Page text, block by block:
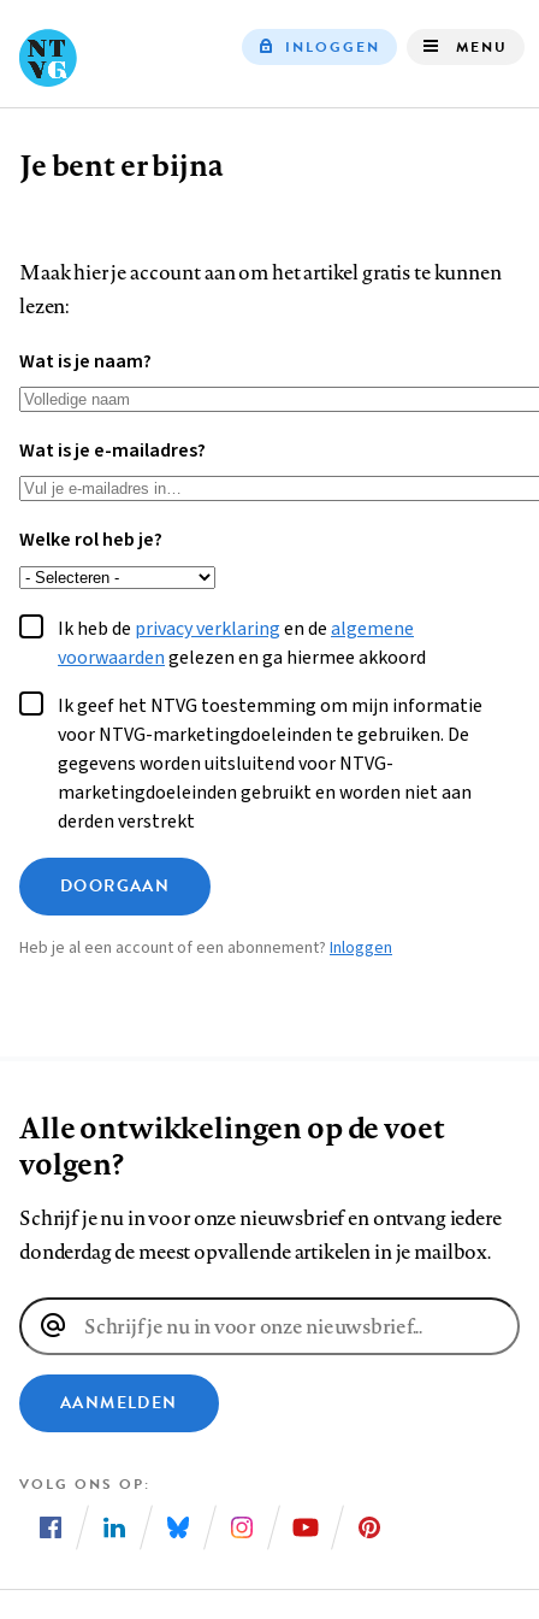
INLOGGEN MENU
Kruimelpad
Je bent er bijna
Maak hier je account aan om het artikel gratis te kunnen
lezen:
Wat is je naam?
Wat is je e-mailadres?
Welke rol heb je?
Ik heb de privacy verklaringen dealgemene
voorwaardengelezen en ga hiermee akkoord
Ik geef het NTVG toestemming om mijn informatie
voor NTVG-marketingdoeleinden te gebruiken. De
gegevens worden uitsluitend voor NTVG-
marketingdoeleinden gebruikt en worden niet aan
derden verstrekt
DOORGAAN
Heb je al een account of een abonnement? Inloggen
Alle ontwikkelingen op de voet
volgen?
Schrijf je nu in voor onze nieuwsbrief en ontvang iedere
donderdag de meest opvallende artikelen in je mailbox.
E-
mailadres
AANMELDEN
VOLG ONS OP
ons
ons
ons
ons
ons
ons